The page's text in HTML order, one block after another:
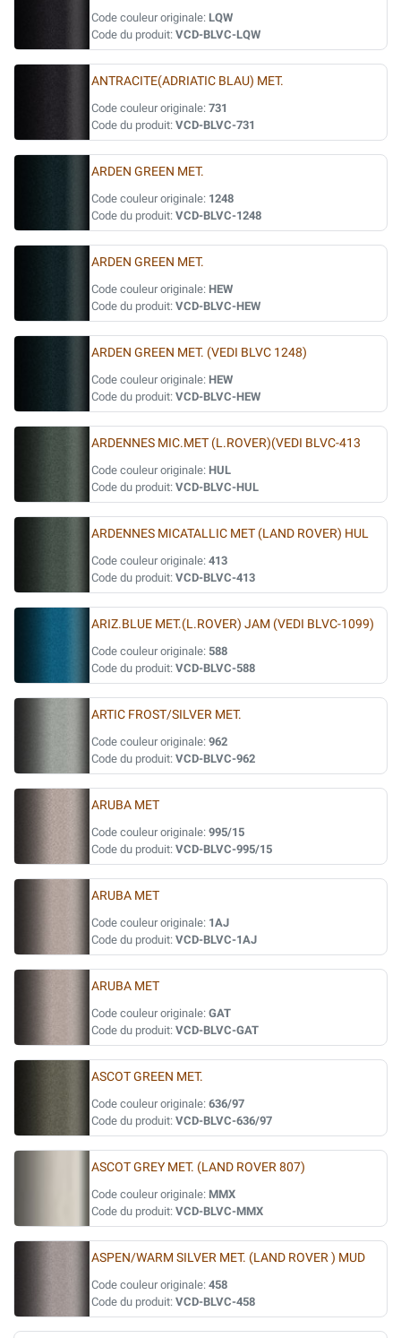
Code couleur originale: LQW
Code du produit: VCD-BLVC-LQW
ANTRACITE(ADRIATIC BLAU) MET.
Code couleur originale: 731
Code du produit: VCD-BLVC-731
ARDEN GREEN MET.
Code couleur originale: 1248
Code du produit: VCD-BLVC-1248
ARDEN GREEN MET.
Code couleur originale: HEW
Code du produit: VCD-BLVC-HEW
ARDEN GREEN MET. (VEDI BLVC 1248)
Code couleur originale: HEW
Code du produit: VCD-BLVC-HEW
ARDENNES MIC.MET (L.ROVER)(VEDI BLVC-413
Code couleur originale: HUL
Code du produit: VCD-BLVC-HUL
ARDENNES MICATALLIC MET (LAND ROVER) HUL
Code couleur originale: 413
Code du produit: VCD-BLVC-413
ARIZ.BLUE MET.(L.ROVER) JAM (VEDI BLVC-1099)
Code couleur originale: 588
Code du produit: VCD-BLVC-588
ARTIC FROST/SILVER MET.
Code couleur originale: 962
Code du produit: VCD-BLVC-962
ARUBA MET
Code couleur originale: 995/15
Code du produit: VCD-BLVC-995/15
ARUBA MET
Code couleur originale: 1AJ
Code du produit: VCD-BLVC-1AJ
ARUBA MET
Code couleur originale: GAT
Code du produit: VCD-BLVC-GAT
ASCOT GREEN MET.
Code couleur originale: 636/97
Code du produit: VCD-BLVC-636/97
ASCOT GREY MET. (LAND ROVER 807)
Code couleur originale: MMX
Code du produit: VCD-BLVC-MMX
ASPEN/WARM SILVER MET. (LAND ROVER ) MUD
Code couleur originale: 458
Code du produit: VCD-BLVC-458